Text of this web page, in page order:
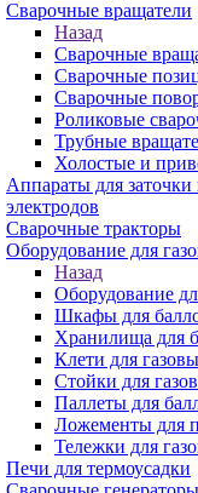
Сварочные вращатели
Назад
Сварочные
Сварочные
Сварочные
Роликовые
Трубные
Холостые и
Аппараты для
электродов
Сварочные тракторы
Оборудование для
Назад
Оборудование
Шкафы для
Хранилища для
Клети для
Стойки для
Паллеты для
Ложементы для
Тележки для
Печи для термоусадки